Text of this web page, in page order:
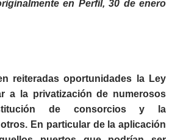
en Perfil, 30 de enero
reiteradas oportunidades la Ley
a la privatización de numerosos
de consorcios y la
En particular de la aplicación